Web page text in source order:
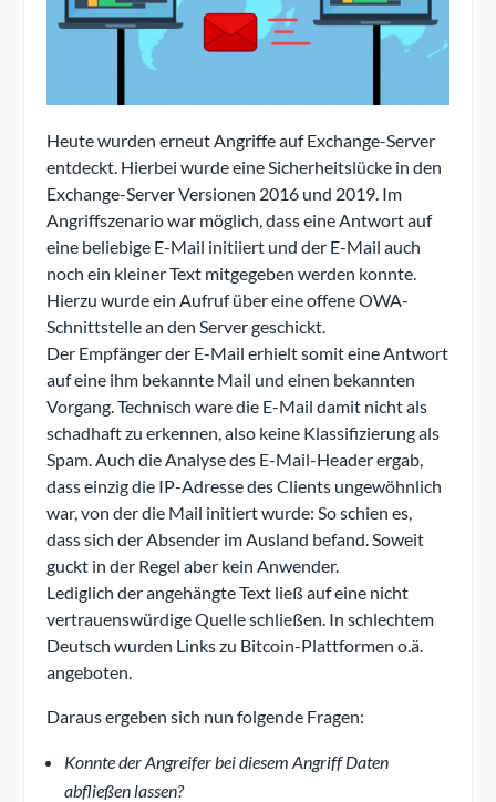
Heute wurden erneut Angriffe auf Exchange-Server
entdeckt. Hierbei wurde eine Sicherheitslücke in den
Exchange-Server Versionen 2016 und 2019. Im
Angriffszenario war möglich, dass eine Antwort auf
eine beliebige E-Mail initiiert und der E-Mail auch
noch ein kleiner Text mitgegeben werden konnte.
Hierzu wurde ein Aufruf über eine offene OWA-
Schnittstelle an den Server geschickt.
Der Empfänger der E-Mail erhielt somit eine Antwort
auf eine ihm bekannte Mail und einen bekannten
Vorgang. Technisch ware die E-Mail damit nicht als
schadhaft zu erkennen, also keine Klassifizierung als
Spam. Auch die Analyse des E-Mail-Header ergab,
dass einzig die IP-Adresse des Clients ungewöhnlich
war, von der die Mail initiert wurde: So schien es,
dass sich der Absender im Ausland befand. Soweit
guckt in der Regel aber kein Anwender.
Lediglich der angehängte Text ließ auf eine nicht
vertrauenswürdige Quelle schließen. In schlechtem
Deutsch wurden Links zu Bitcoin-Plattformen o.ä.
angeboten.
Daraus ergeben sich nun folgende Fragen:
Konnte der Angreifer bei diesem Angriff Daten
abfließen lassen?